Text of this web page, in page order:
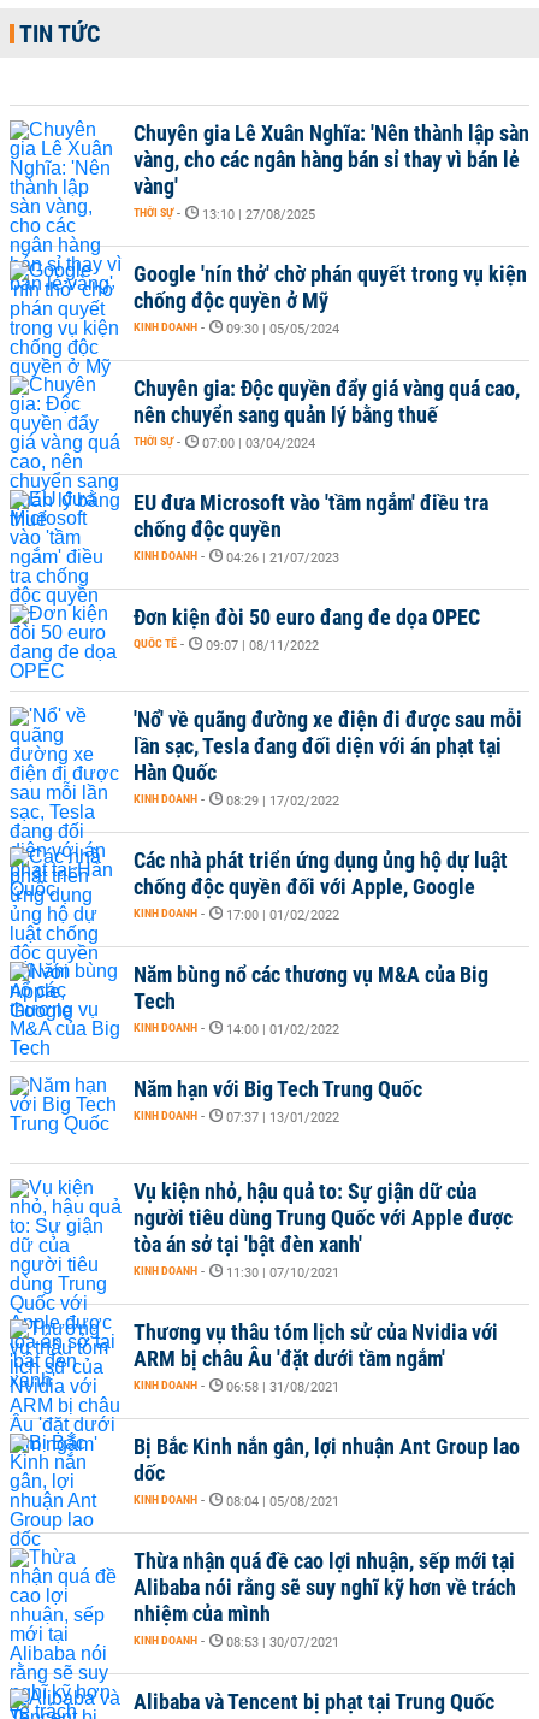
TIN TỨC
Chuyên gia Lê Xuân Nghĩa: 'Nên thành lập sàn
vàng, cho các ngân hàng bán sỉ thay vì bán lẻ
vàng'
THỜI SỰ - 13:10 | 27/08/2025
Google 'nín thở' chờ phán quyết trong vụ kiện
chống độc quyền ở Mỹ
KINH DOANH - 09:30 | 05/05/2024
Chuyên gia: Độc quyền đẩy giá vàng quá cao,
nên chuyển sang quản lý bằng thuế
THỜI SỰ - 07:00 | 03/04/2024
EU đưa Microsoft vào 'tầm ngắm' điều tra
chống độc quyền
KINH DOANH - 04:26 | 21/07/2023
Đơn kiện đòi 50 euro đang đe dọa OPEC
QUỐC TẾ - 09:07 | 08/11/2022
'Nổ' về quãng đường xe điện đi được sau mỗi
lần sạc, Tesla đang đối diện với án phạt tại
Hàn Quốc
KINH DOANH - 08:29 | 17/02/2022
Các nhà phát triển ứng dụng ủng hộ dự luật
chống độc quyền đối với Apple, Google
KINH DOANH - 17:00 | 01/02/2022
Năm bùng nổ các thương vụ M&A của Big
Tech
KINH DOANH - 14:00 | 01/02/2022
Năm hạn với Big Tech Trung Quốc
KINH DOANH - 07:37 | 13/01/2022
Vụ kiện nhỏ, hậu quả to: Sự giận dữ của
người tiêu dùng Trung Quốc với Apple được
tòa án sở tại 'bật đèn xanh'
KINH DOANH - 11:30 | 07/10/2021
Thương vụ thâu tóm lịch sử của Nvidia với
ARM bị châu Âu 'đặt dưới tầm ngắm'
KINH DOANH - 06:58 | 31/08/2021
Bị Bắc Kinh nắn gân, lợi nhuận Ant Group lao
dốc
KINH DOANH - 08:04 | 05/08/2021
Thừa nhận quá đề cao lợi nhuận, sếp mới tại
Alibaba nói rằng sẽ suy nghĩ kỹ hơn về trách
nhiệm của mình
KINH DOANH - 08:53 | 30/07/2021
Alibaba và Tencent bị phạt tại Trung Quốc